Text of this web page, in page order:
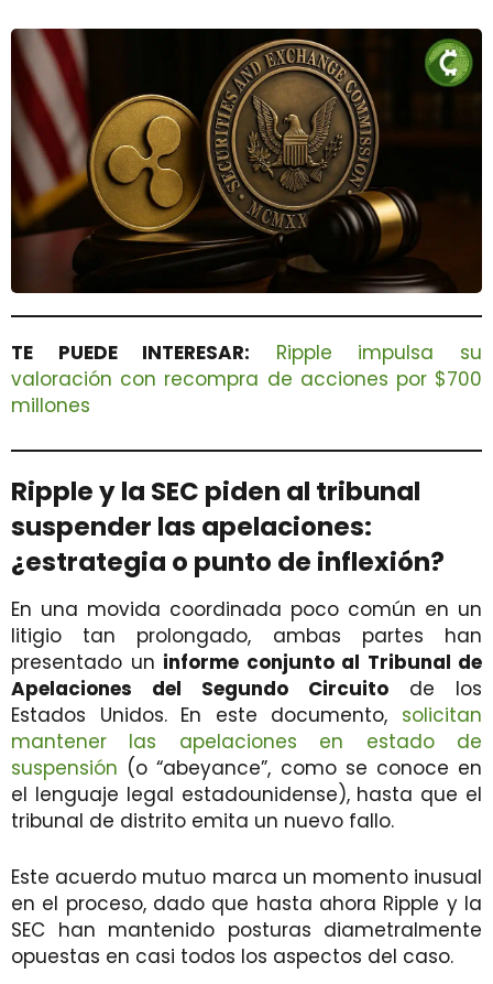
TE PUEDE INTERESAR:
Ripple impulsa su
valoración con recompra de acciones por $700
millones
Ripple y la SEC piden al tribunal
suspender las apelaciones:
¿estrategia o punto de inflexión?
En una movida coordinada poco común en un
litigio tan prolongado, ambas partes han
presentado un informe conjunto al Tribunal de
Apelaciones del Segundo Circuito de los
Estados Unidos. En este documento, solicitan
mantener las apelaciones en estado de
suspensión (o “abeyance”, como se conoce en
el lenguaje legal estadounidense), hasta que el
tribunal de distrito emita un nuevo fallo.
Este acuerdo mutuo marca un momento inusual
en el proceso, dado que hasta ahora Ripple y la
SEC han mantenido posturas diametralmente
opuestas en casi todos los aspectos del caso.